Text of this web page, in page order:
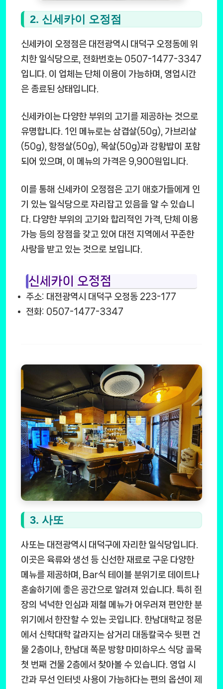
2. 신세카이 오정점
신세카이 오정점은 대전광역시 대덕구 오정동에 위
치한 일식당으로, 전화번호는 0507-1477-3347
입니다. 이 업체는 단체 이용이 가능하며, 영업시간
은 종료된 상태입니다.
신세카이는 다양한 부위의 고기를 제공하는 것으로
유명합니다. 1인 메뉴로는 삼겹살(50g), 가브리살
(50g), 항정살(50g), 목살(50g)과 강황밥이 포함
되어 있으며, 이 메뉴의 가격은 9,900원입니다.
이를 통해 신세카이 오정점은 고기 애호가들에게 인
기 있는 일식당으로 자리잡고 있음을 알 수 있습니
다. 다양한 부위의 고기와 합리적인 가격, 단체 이용
가능 등의 장점을 갖고 있어 대전 지역에서 꾸준한
사랑을 받고 있는 것으로 보입니다.
신세카이 오정점
주소: 대전광역시 대덕구 오정동 223-177
전화: 0507-1477-3347
3. 사또
사또는 대전광역시 대덕구에 자리한 일식당입니다.
이곳은 육류와 생선 등 신선한 재료로 구운 다양한
메뉴를 제공하며, Bar식 테이블 분위기로 데이트나
혼술하기에 좋은 공간으로 알려져 있습니다. 특히 쥔
장의 넉넉한 인심과 제철 메뉴가 어우러져 편안한 분
위기에서 한잔할 수 있는 곳입니다. 한남대학교 정문
에서 신학대학 갈라지는 삼거리 대동칼국수 뒷편 건
물 2층이나, 한남대 쪽문 방향 마미하우스 식당 골목
첫 번째 건물 2층에서 찾아볼 수 있습니다. 영업 시
간과 무선 인터넷 사용이 가능하다는 편의 옵션이 제